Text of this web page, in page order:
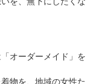
オーダーメイド」を
物を、地域の女性た